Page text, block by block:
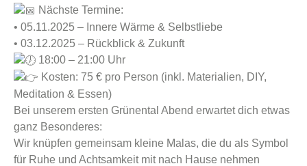
Nächste Termine:
• 05.11.2025 – Innere Wärme & Selbstliebe
• 03.12.2025 – Rückblick & Zukunft
18:00 – 21:00 Uhr
Kosten: 75 € pro Person (inkl. Materialien, DIY,
Meditation & Essen)
Bei unserem ersten Grünental Abend erwartet dich etwas
ganz Besonderes:
Wir knüpfen gemeinsam kleine Malas, die du als Symbol
für Ruhe und Achtsamkeit mit nach Hause nehmen